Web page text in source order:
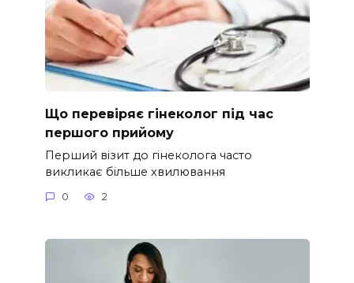
Що перевіряє гінеколог під час
першого прийому
Перший візит до гінеколога часто
викликає більше хвилювання
0 2